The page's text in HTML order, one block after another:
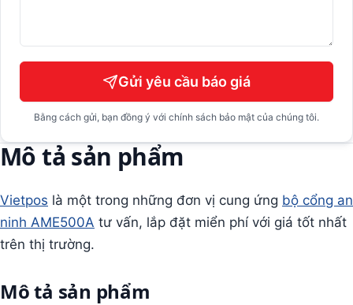
Gửi yêu cầu báo giá
Bằng cách gửi, bạn đồng ý với chính sách bảo mật của chúng tôi.
Mô tả sản phẩm
Vietpos là một trong những đơn vị cung ứng bộ cổng an
ninh AME500A tư vấn, lắp đặt miển phí với giá tốt nhất
trên thị trường.
Mô tả sản phẩm